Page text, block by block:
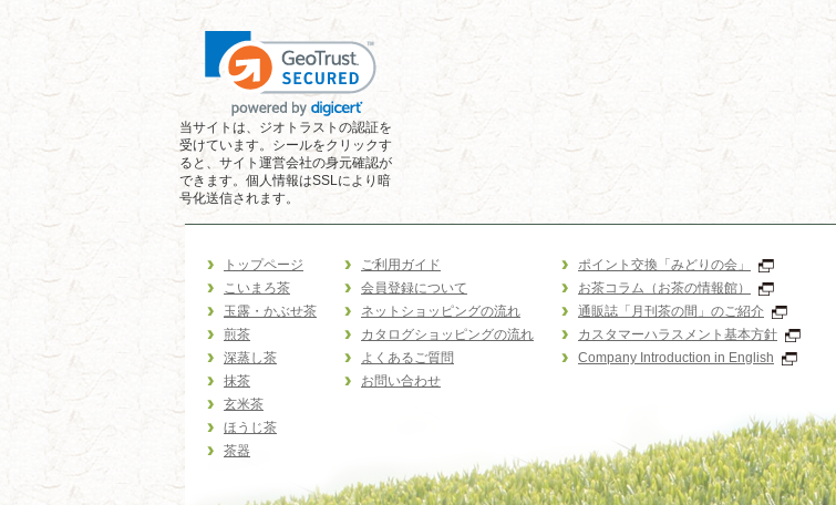
当サイトは、ジオトラストの認証を
受けています。シールをクリックす
ると、サイト運営会社の身元確認が
できます。個人情報はSSLにより暗
号化送信されます。
トップページ
こいまろ茶
玉露・かぶせ茶
煎茶
深蒸し茶
抹茶
玄米茶
ほうじ茶
茶器
ご利用ガイド
会員登録について
ネットショッピングの流れ
カタログショッピングの流れ
よくあるご質問
お問い合わせ
ポイント交換「みどりの会」
お茶コラム（お茶の情報館）
通販誌「月刊茶の間」のご紹介
カスタマーハラスメント基本方針
Company Introduction in English